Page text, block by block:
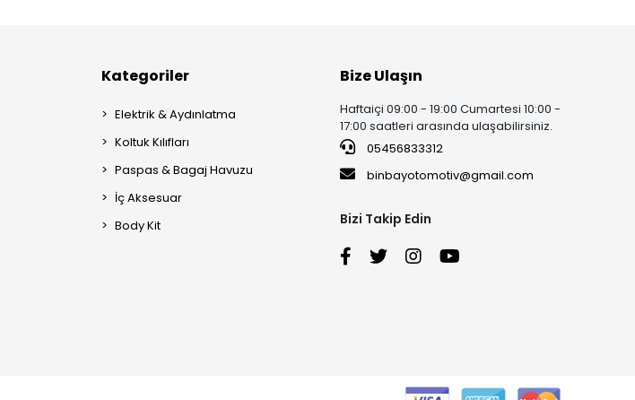
Kategoriler
Elektrik & Aydınlatma
Koltuk Kılıfları
Paspas & Bagaj Havuzu
İç Aksesuar
Body Kit
Bize Ulaşın
Haftaiçi 09:00 - 19:00 Cumartesi 10:00 -
17:00 saatleri arasında ulaşabilirsiniz.
05456833312
binbayotomotiv@gmail.com
Bizi Takip Edin